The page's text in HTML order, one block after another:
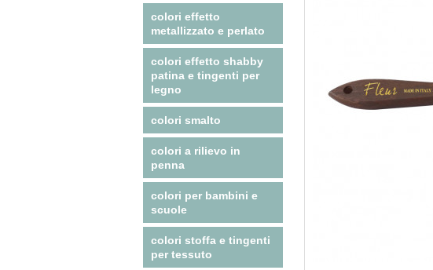
colori effetto
metallizzato e perlato
colori effetto shabby
patina e tingenti per
legno
colori smalto
colori a rilievo in
penna
colori per bambini e
scuole
colori stoffa e tingenti
per tessuto